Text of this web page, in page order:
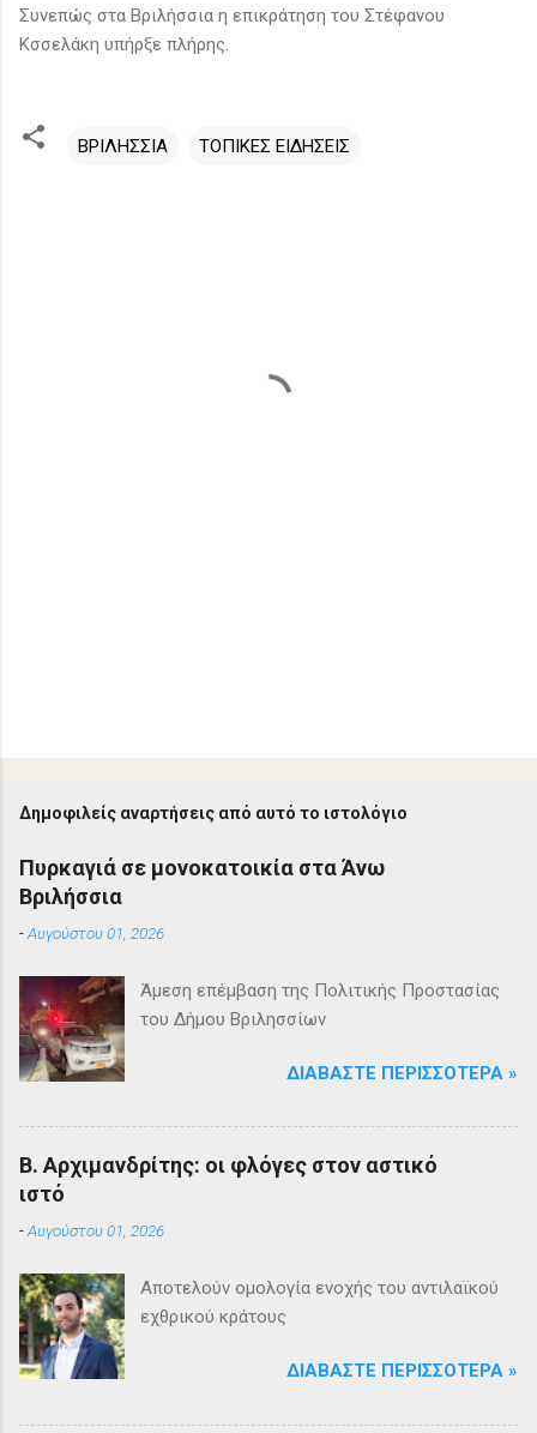
Συνεπώς στα Βριλήσσια η επικράτηση του Στέφανου
Κσσελάκη υπήρξε πλήρης.
ΒΡΙΛΗΣΣΙΑ ΤΟΠΙΚΕΣ ΕΙΔΗΣΕΙΣ
Δημοφιλείς αναρτήσεις από αυτό το ιστολόγιο
Πυρκαγιά σε μονοκατοικία στα Άνω
Βριλήσσια
-Αυγούστου 01, 2026
Άμεση επέμβαση της Πολιτικής Προστασίας
του Δήμου Βριλησσίων
ΔΙΑΒΆΣΤΕ ΠΕΡΙΣΣΌΤΕΡΑ »
Β. Αρχιμανδρίτης: οι φλόγες στον αστικό
ιστό
-Αυγούστου 01, 2026
Αποτελούν ομολογία ενοχής του αντιλαϊκού
εχθρικού κράτους
ΔΙΑΒΆΣΤΕ ΠΕΡΙΣΣΌΤΕΡΑ »